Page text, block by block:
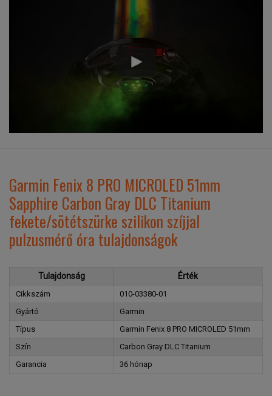
Garmin Fenix 8 PRO MICROLED 51mm
Sapphire Carbon Gray DLC Titanium
fekete/sötétszürke szilikon szíjjal
pulzusmérő óra tulajdonságok
Tulajdonság Érték
Cikkszám
010-03380-01
Gyártó
Garmin
Típus
Garmin Fenix 8 PRO MICROLED 51mm
Szín
Carbon Gray DLC Titanium
Garancia
36 hónap